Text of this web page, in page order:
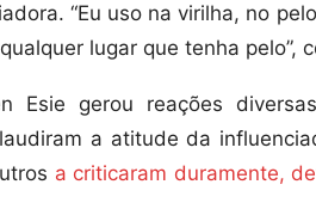
“Eu uso na virilha, no
lugar que tenha pelo”,
Esie gerou reações
a atitude da
a criticaram duramente,